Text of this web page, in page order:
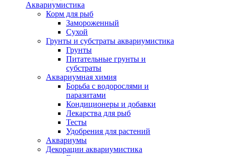
Аквариумистика
Корм для рыб
Замороженный
Сухой
Грунты и субстраты аквариумистика
Грунты
Питательные грунты и
субстраты
Аквариумная химия
Борьба с водорослями и
паразитами
Кондиционеры и добавки
Лекарства для рыб
Тесты
Удобрения для растений
Аквариумы
Декорации аквариумистика